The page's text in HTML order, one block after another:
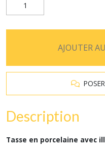
AJOUTER
Description
Tasse en porcelaine avec